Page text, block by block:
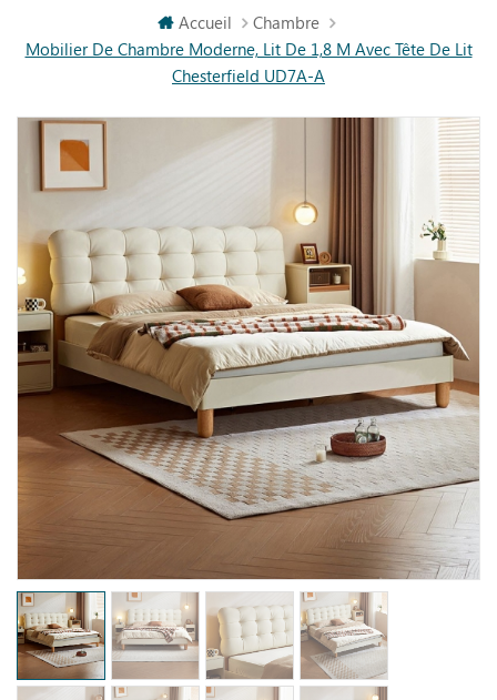
Accueil
Chambre
Mobilier De Chambre Moderne, Lit De 1,8 M Avec Tête De Lit
Chesterfield UD7A-A